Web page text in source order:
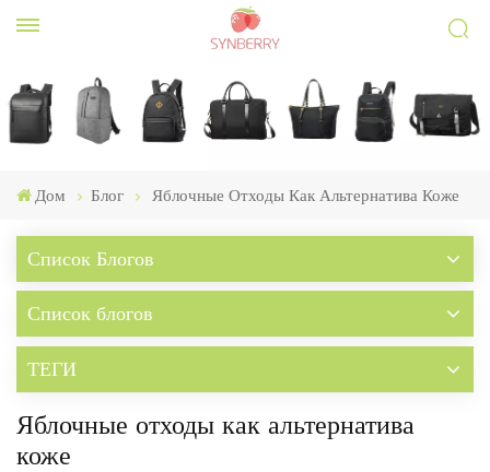
Дом Блог Яблочные Отходы Как Альтернатива Коже
Список Блогов
Список блогов
ТЕГИ
Яблочные отходы как альтернатива
коже